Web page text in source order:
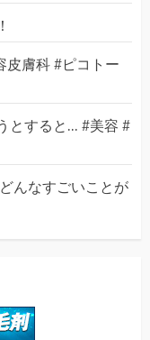
皮膚科 #ピコトー
とすると... #美容 #
んなすごいことが